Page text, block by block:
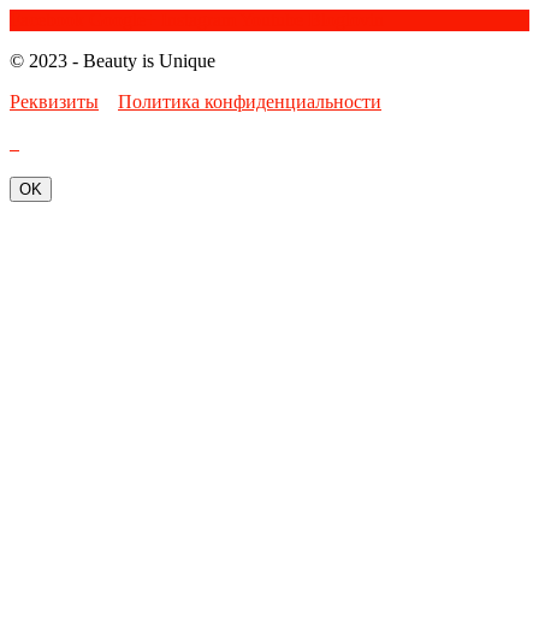
© 2023 - Beauty is Unique
Реквизиты
Политика конфиденциальности
OK